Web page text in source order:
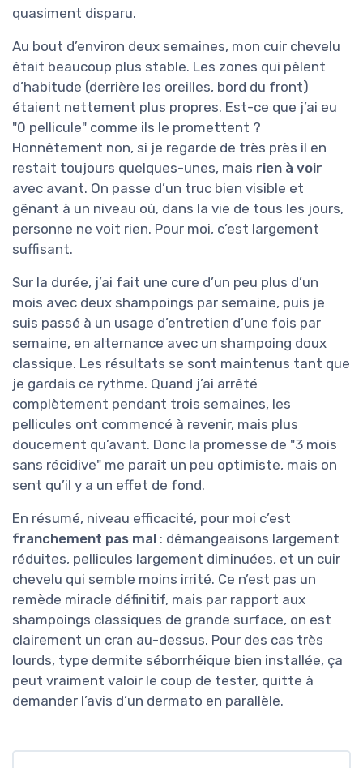
quasiment disparu.
Au bout d’environ deux semaines, mon cuir chevelu
était beaucoup plus stable. Les zones qui pèlent
d’habitude (derrière les oreilles, bord du front)
étaient nettement plus propres. Est-ce que j’ai eu
"0 pellicule" comme ils le promettent ?
Honnêtement non, si je regarde de très près il en
restait toujours quelques-unes, mais rien à voir
avec avant. On passe d’un truc bien visible et
gênant à un niveau où, dans la vie de tous les jours,
personne ne voit rien. Pour moi, c’est largement
suffisant.
Sur la durée, j’ai fait une cure d’un peu plus d’un
mois avec deux shampoings par semaine, puis je
suis passé à un usage d’entretien d’une fois par
semaine, en alternance avec un shampoing doux
classique. Les résultats se sont maintenus tant que
je gardais ce rythme. Quand j’ai arrêté
complètement pendant trois semaines, les
pellicules ont commencé à revenir, mais plus
doucement qu’avant. Donc la promesse de "3 mois
sans récidive" me paraît un peu optimiste, mais on
sent qu’il y a un effet de fond.
En résumé, niveau efficacité, pour moi c’est
franchement pas mal : démangeaisons largement
réduites, pellicules largement diminuées, et un cuir
chevelu qui semble moins irrité. Ce n’est pas un
remède miracle définitif, mais par rapport aux
shampoings classiques de grande surface, on est
clairement un cran au-dessus. Pour des cas très
lourds, type dermite séborrhéique bien installée, ça
peut vraiment valoir le coup de tester, quitte à
demander l’avis d’un dermato en parallèle.